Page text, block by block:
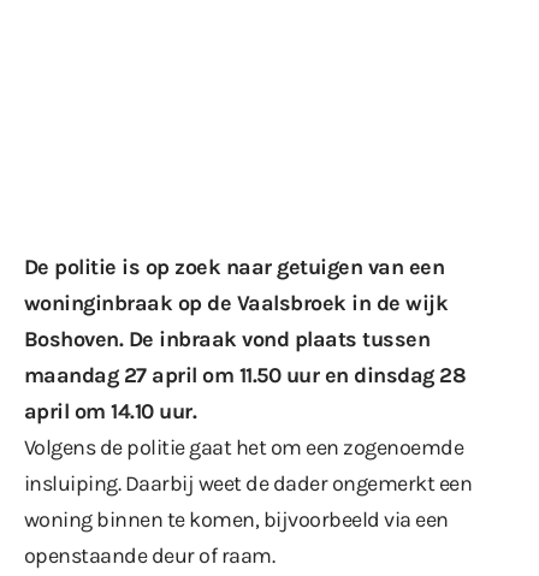
De politie is op zoek naar getuigen van een
woninginbraak op de Vaalsbroek in de wijk
Boshoven. De inbraak vond plaats tussen
maandag 27 april om 11.50 uur en dinsdag 28
april om 14.10 uur.
Volgens de politie gaat het om een zogenoemde
insluiping. Daarbij weet de dader ongemerkt een
woning binnen te komen, bijvoorbeeld via een
openstaande deur of raam.